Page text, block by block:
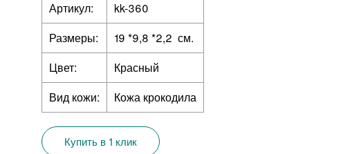
Артикул:
kk-360
Размеры:
19 *9,8 *2,2 см.
Цвет:
Красный
Вид кожи:
Кожа крокодила
Купить в 1 клик